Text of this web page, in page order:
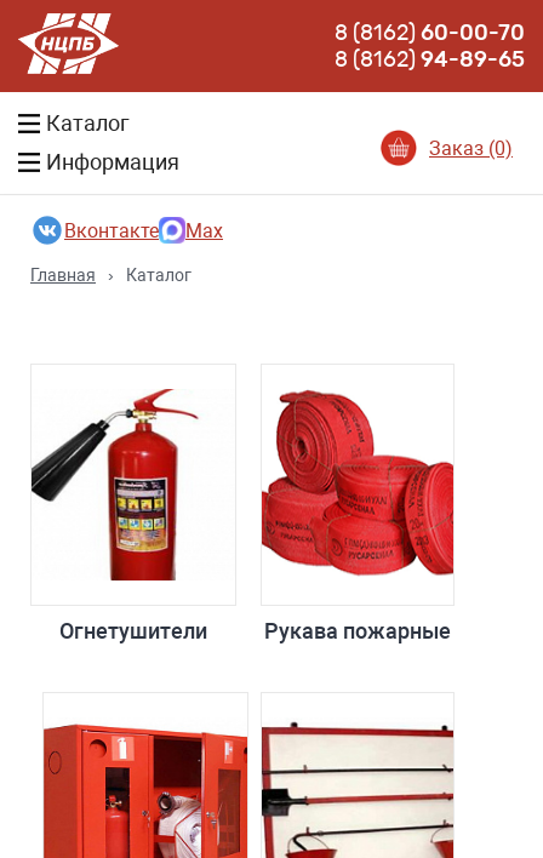
8 (8162)60-00-70
8 (8162)94-89-65
Каталог
Информация
Заказ (0)
Вконтакте Max
Главная › Каталог
Огнетушители Рукава пожарные